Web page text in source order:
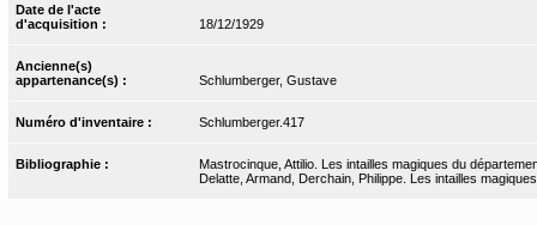
Date de l'acte
d'acquisition :
18/12/1929
Ancienne(s)
appartenance(s) :
Schlumberger, Gustave
Numéro d'inventaire : Schlumberger.417
Bibliographie :
Mastrocinque, Attilio. Les intailles magiques du
Delatte, Armand, Derchain, Philippe. Les intailles